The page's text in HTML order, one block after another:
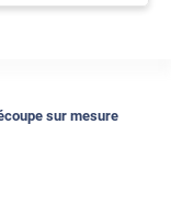
sur mesure